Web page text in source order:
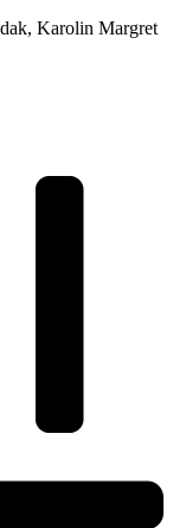
Karolin Margret